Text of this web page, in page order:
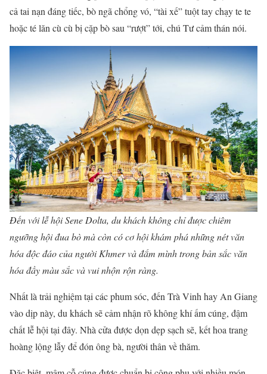
cả tai nạn đáng tiếc, bò ngã chổng vó, “tài xế” tuột tay chạy te te
hoặc té lăn cù cù bị cặp bò sau “rượt” tới, chú Tư cảm thán nói.
Đến với lễ hội Sene Dolta, du khách không chỉ được chiêm
ngưỡng hội đua bò mà còn có cơ hội khám phá những nét văn
hóa độc đáo của người Khmer và đắm mình trong bản sắc văn
hóa đầy màu sắc và vui nhộn rộn ràng.
Nhất là trải nghiệm tại các phum sóc, đến Trà Vinh hay An Giang
vào dịp này, du khách sẽ cảm nhận rõ không khí ấm cúng, đậm
chất lễ hội tại đây. Nhà cửa được dọn dẹp sạch sẽ, kết hoa trang
hoàng lộng lẫy để đón ông bà, người thân về thăm.